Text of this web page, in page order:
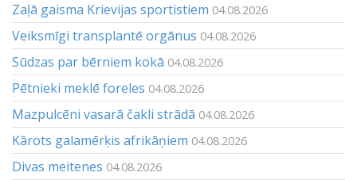
Zaļā gaisma Krievijas sportistiem 04.08.2026
Veiksmīgi transplantē orgānus 04.08.2026
Sūdzas par bērniem kokā 04.08.2026
Pētnieki meklē foreles 04.08.2026
Mazpulcēni vasarā čakli strādā 04.08.2026
Kārots galamērķis afrikāņiem 04.08.2026
Divas meitenes 04.08.2026